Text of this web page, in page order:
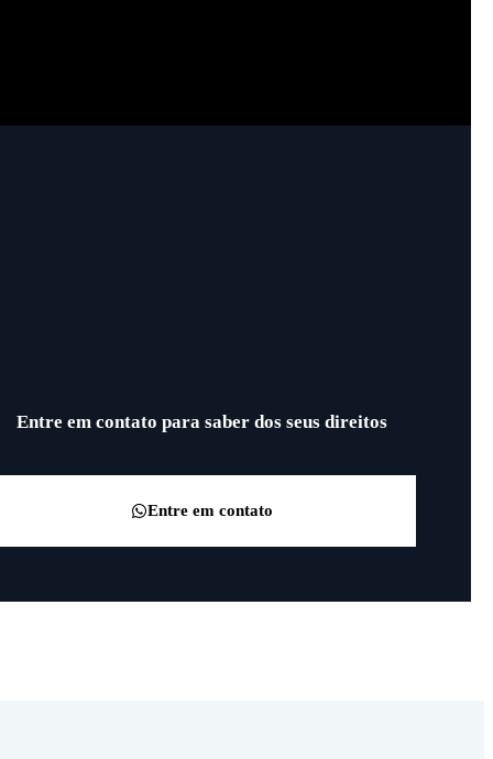
Entre em contato para saber dos seus direitos
Entre em contato